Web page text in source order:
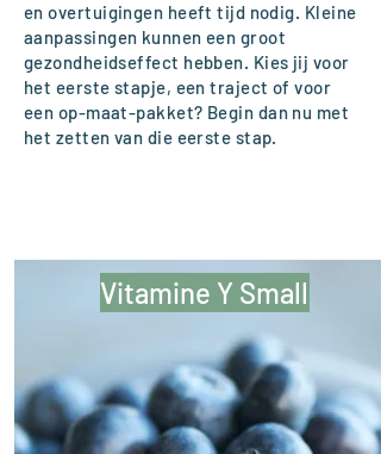
en overtuigingen heeft tijd nodig. Kleine
aanpassingen kunnen een groot
gezondheidseffect hebben. Kies jij voor
het eerste stapje, een traject of voor
een op-maat-pakket? Begin dan nu met
het zetten van die eerste stap.
Vitamine Y Small